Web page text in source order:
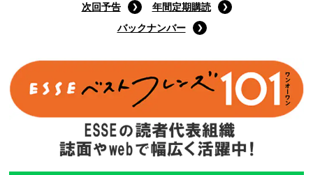
次回予告
年間定期購読
バックナンバー